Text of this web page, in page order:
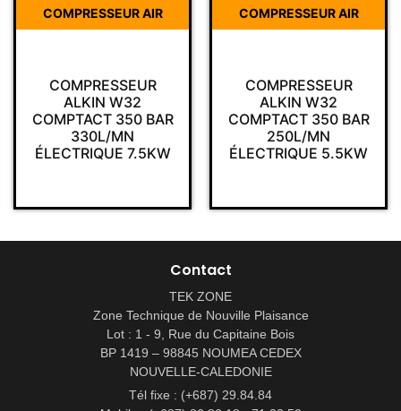
COMPRESSEUR
ALKIN W32
COMPTACT 350 BAR
330L/MN
ÉLECTRIQUE 7.5KW
COMPRESSEUR AIR
COMPRESSEUR
ALKIN W32
COMPTACT 350 BAR
250L/MN
ÉLECTRIQUE 5.5KW
COMPRESSEUR AIR
Contact
TEK ZONE
Zone Technique de Nouville Plaisance
Lot : 1 - 9, Rue du Capitaine Bois
BP 1419 – 98845 NOUMEA CEDEX
NOUVELLE-CALEDONIE
Tél fixe : (+687) 29.84.84